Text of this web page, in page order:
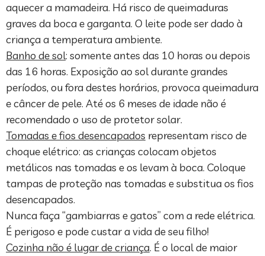
aquecer a mamadeira. Há risco de queimaduras
graves da boca e garganta. O leite pode ser dado à
criança a temperatura ambiente.
Banho de sol: somente antes das 10 horas ou depois
das 16 horas. Exposição ao sol durante grandes
períodos, ou fora destes horários, provoca queimadura
e câncer de pele. Até os 6 meses de idade não é
recomendado o uso de protetor solar.
Tomadas e fios desencapados representam risco de
choque elétrico: as crianças colocam objetos
metálicos nas tomadas e os levam à boca. Coloque
tampas de proteção nas tomadas e substitua os fios
desencapados.
Nunca faça “gambiarras e gatos” com a rede elétrica.
É perigoso e pode custar a vida de seu filho!
Cozinha não é lugar de criança. É o local de maior